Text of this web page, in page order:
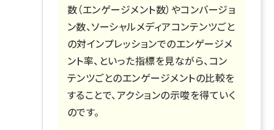
数（エンゲージメント数）やコンバージョ
ン数、ソーシャルメディアコンテンツごと
の対インプレッションでのエンゲージメ
ント率、といった指標を見ながら、コン
テンツごとのエンゲージメントの比較を
することで、アクションの示唆を得ていく
のです。